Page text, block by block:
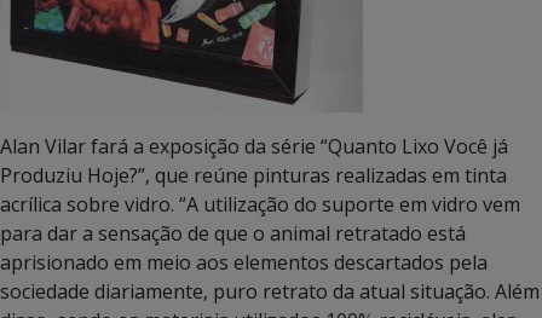
Alan Vilar fará a exposição da série “Quanto Lixo Você já
Produziu Hoje?”, que reúne pinturas realizadas em tinta
acrílica sobre vidro. “A utilização do suporte em vidro vem
para dar a sensação de que o animal retratado está
aprisionado em meio aos elementos descartados pela
sociedade diariamente, puro retrato da atual situação. Além